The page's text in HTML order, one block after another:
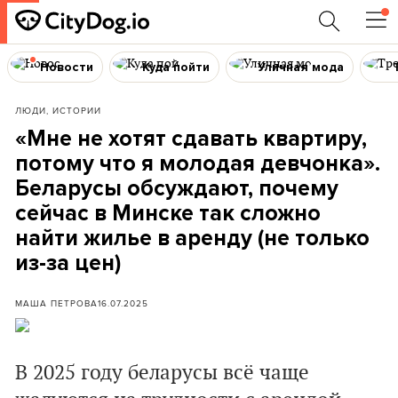
Новости Куда пойти Уличная мода
ЛЮДИ, ИСТОРИИ
«Мне не хотят сдавать квартиру,
потому что я молодая девчонка».
Беларусы обсуждают, почему
сейчас в Минске так сложно
найти жилье в аренду (не только
из-за цен)
МАША ПЕТРОВА16.07.2025
В 2025 году беларусы всё чаще